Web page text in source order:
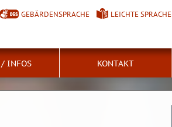
GEBÄRDENSPRACHE LEICHTE SPRACHE
INFOS KONTAKT